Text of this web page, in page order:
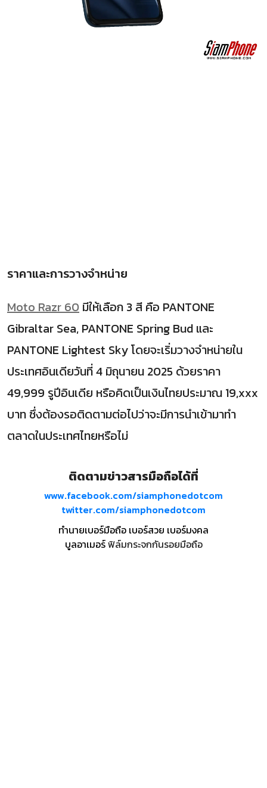
ราคาและการวางจำหน่าย
Moto Razr 60 มีให้เลือก 3 สี คือ PANTONE
Gibraltar Sea, PANTONE Spring Bud และ
PANTONE Lightest Skyโดยจะเริ่มวางจำหน่ายใน
ประเทศอินเดียวันที่4 มิถุนายน 2025 ด้วยราคา
49,999 รูปีอินเดีย หรือคิดเป็นเงินไทยประมาณ 19,xxx
บาท ซึ่งต้องรอติดตามต่อไปว่าจะมีการนำเข้ามาทำ
ตลาดในประเทศไทยหรือไม่
ติดตามข่าวสารมือถือได้ที่
www.facebook.com/siamphonedotcom
twitter.com/siamphonedotcom
ทำนายเบอร์มือถือ เบอร์สวย เบอร์มงคล
บูลอาเมอร์ฟิล์มกระจกกันรอยมือถือ